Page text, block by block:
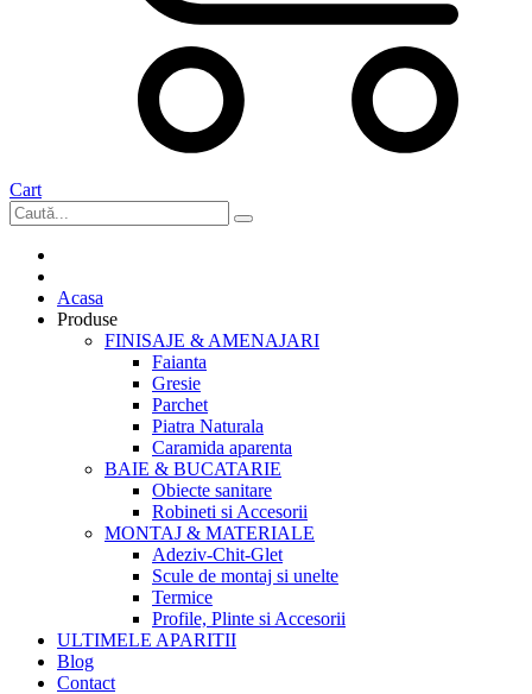
Cart
Acasa
Produse
FINISAJE & AMENAJARI
Faianta
Gresie
Parchet
Piatra Naturala
Caramida aparenta
BAIE & BUCATARIE
Obiecte sanitare
Robineti si Accesorii
MONTAJ & MATERIALE
Adeziv-Chit-Glet
Scule de montaj si unelte
Termice
Profile, Plinte si Accesorii
ULTIMELE APARITII
Blog
Contact